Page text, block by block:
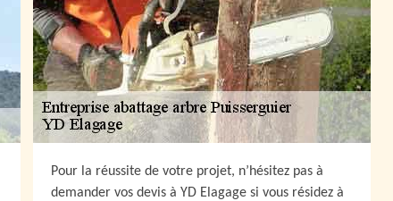
Pour la réussite de votre projet, n’hésitez pas à
demander vos devis à YD Elagage si vous résidez à